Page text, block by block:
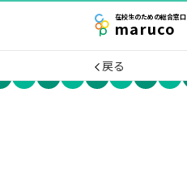
maruco
在校生のための総合窓口
戻る